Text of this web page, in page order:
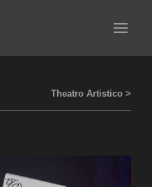
Theatro Artistico >